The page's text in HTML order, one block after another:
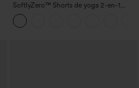
SoftlyZero™ Shorts de yoga 2-en-1
InstantCool, super taille haute, aérés, 5''
avec poches — longueur allongée